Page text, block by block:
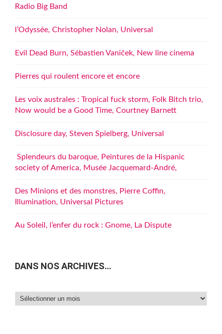
Radio Big Band
l’Odyssée, Christopher Nolan, Universal
Evil Dead Burn, Sébastien Vaniček, New line cinema
Pierres qui roulent encore et encore
Les voix australes : Tropical fuck storm, Folk Bitch trio,
Now would be a Good Time, Courtney Barnett
Disclosure day, Steven Spielberg, Universal
Splendeurs du baroque, Peintures de la Hispanic
society of America, Musée Jacquemard-André,
Des Minions et des monstres, Pierre Coffin,
Illumination, Universal Pictures
Au Soleil, l’enfer du rock : Gnome, La Dispute
DANS NOS ARCHIVES…
Dans